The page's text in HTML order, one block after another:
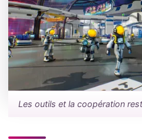
Les outils et la coopération